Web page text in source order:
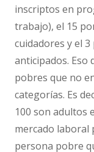
inscriptos en
trabajo), el 15
cuidadores y el
anticipados. Eso
pobres que no
categorías. Es
100 son adultos
mercado laboral
persona pobre